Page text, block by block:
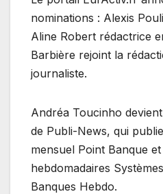
nominations : Alexis
Aline Robert rédactrice
Barbière rejoint la
journaliste.
Andréa Toucinho
de Publi-News, qui
mensuel Point Banque
hebdomadaires
Banques Hebdo.